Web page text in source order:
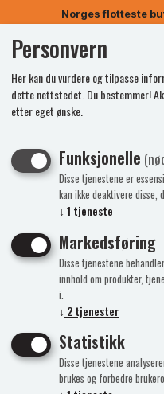
Norges flotteste
Personvern
Her kan du vurdere og tilpasse
dette nettstedet. Du bestemmer!
etter eget ønske.
Funksjonelle
Disse tjenestene er
kan ikke deaktivere disse,
↓ 1 tjeneste
Markedsføring
Disse tjenestene
innhold om produkter,
i.
↓ 2tjenester
Statistikk
Disse tjenestene
brukes og forbedre